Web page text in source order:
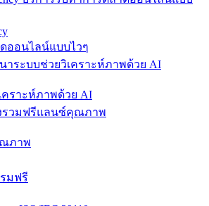
ออนไลน์แบบไวๆ
ราะห์ภาพด้วย AI
ภาพ